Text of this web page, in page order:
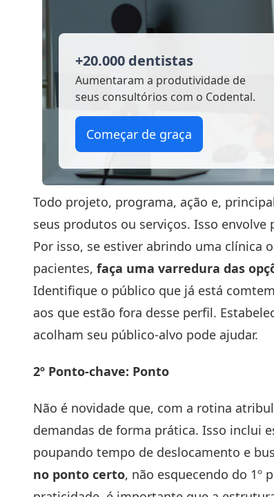
+20.000 dentistas
Aumentaram a produtividadede
seus consultórios com o Codental.
Começar de graça
Todo projeto, programa, ação e,
seus produtos ou serviços. Isso
Por isso, se estiver abrindo uma clínica
pacientes, faça uma varredura das
Identifique o público que já está
aos que estão fora desse perfil.
acolham seu público-alvo pode ajudar.
2º Ponto-chave: Ponto
Não é novidade que, com a rotina
demandas de forma prática. Isso inclui
poupando tempo de deslocamento e
no ponto certo, não esquecendo do 1º